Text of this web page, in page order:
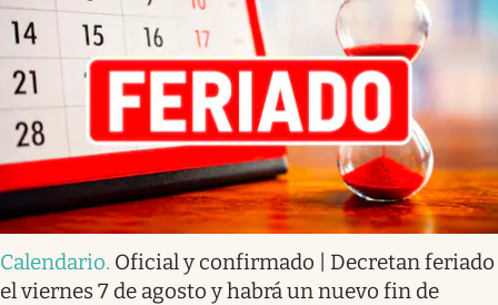
Calendario. Oficial y confirmado | Decretan feriado
el viernes 7 de agosto y habrá un nuevo fin de